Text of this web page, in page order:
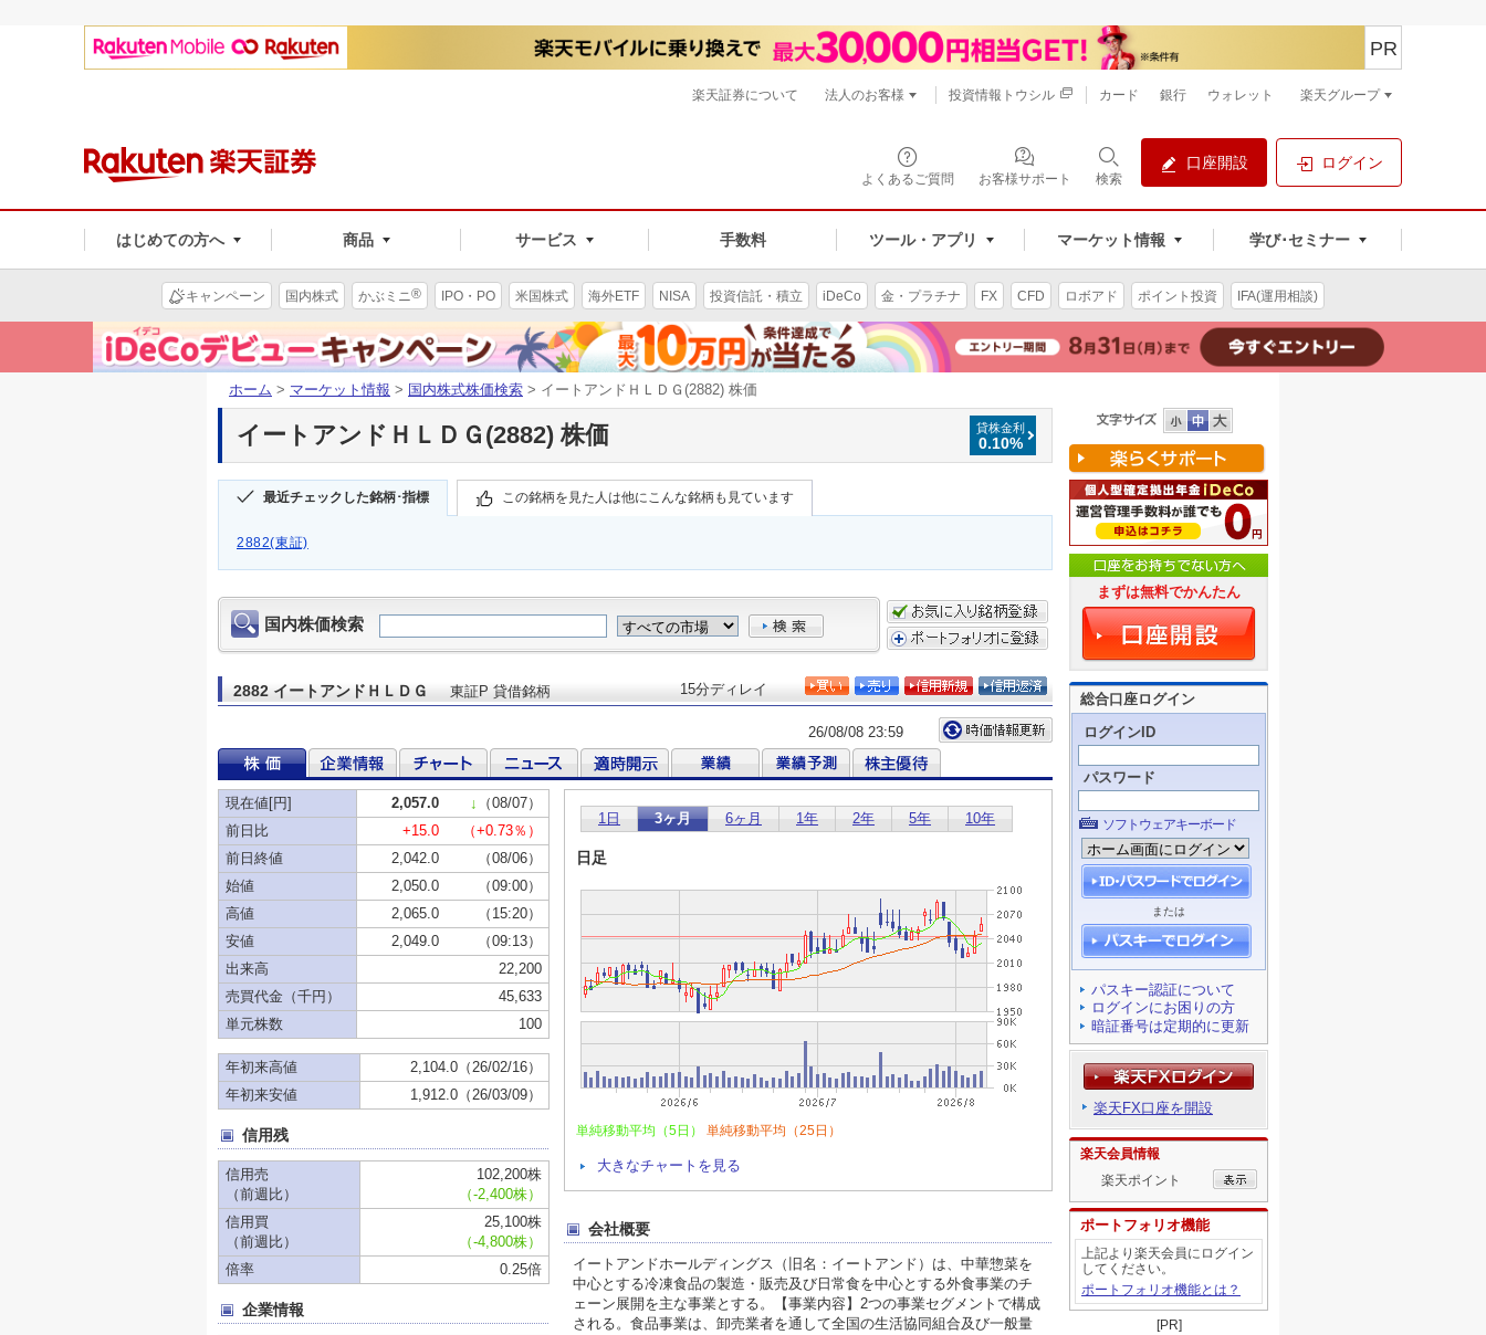
よくあるご質問 お客様サポート 検索
口座開設 ログイン
はじめての方へ 商品 サービス 手数料 ツール・アプリ マーケット情報 学び･セミナー
PR
楽天証券について 法人のお客様 投資情報トウシル カード 銀行 ウォレット 楽天グループ
キャンペーン 国内株式 かぶミニ® IPO・PO 米国株式 海外ETF NISA 投資信託・積立 iDeCo 金・プラチナ FX CFD ロボアド ポイント投資 IFA(運用相談)
ホーム > マーケット情報 > 国内株式株価検索 > イートアンドＨＬＤＧ(2882) 株価
貸株金利
0.10%
イートアンドＨＬＤＧ(2882) 株価
最近チェックした銘柄･指標 この銘柄を見た人は他にこんな銘柄も見ています
2882(東証)
まずは無料でかんたん
総合口座ログイン
ログインID
パスワード
ソフトウェアキーボード
または
パスキー認証について
ログインにお困りの方
暗証番号は定期的に更新
楽天FX口座を開設
楽天会員情報
楽天ポイント
ポートフォリオ機能
上記より楽天会員にログイン
してください。
ポートフォリオ機能とは？
[PR]